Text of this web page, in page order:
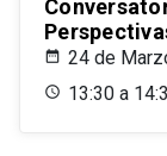
24 de
13:30 a